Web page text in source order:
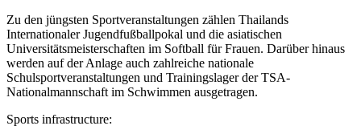
Zu den jüngsten Sportveranstaltungen zählen Thailands
Internationaler Jugendfußballpokal und die asiatischen
Universitätsmeisterschaften im Softball für Frauen. Darüber hinaus
werden auf der Anlage auch zahlreiche nationale
Schulsportveranstaltungen und Trainingslager der TSA-
Nationalmannschaft im Schwimmen ausgetragen.
Sports infrastructure: